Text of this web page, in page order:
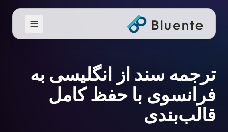
ترجمه سند از انگلیسی به
فرانسوی با حفظ کامل
قالب‌بندی